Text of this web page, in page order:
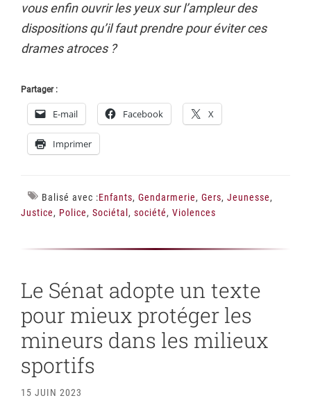
vous enfin ouvrir les yeux sur l’ampleur des
dispositions qu’il faut prendre pour éviter ces
drames atroces ?
Partager :
E-mail Facebook X
Imprimer
Balisé avec :Enfants, Gendarmerie, Gers, Jeunesse,
Justice, Police, Sociétal , société, Violences
Le Sénat adopte un texte
pour mieux protéger les
mineurs dans les milieux
sportifs
15 JUIN 2023